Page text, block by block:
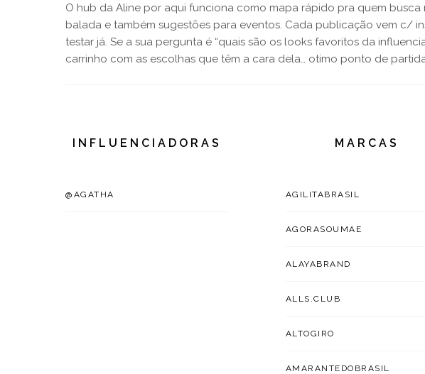
O hub da Aline por aqui funciona como mapa rápido pra quem
balada e também sugestões para eventos. Cada publicação vem c/
testar já. Se a sua pergunta é “quais são os looks favoritos da
carrinho com as escolhas que têm a cara dela… otimo ponto de
INFLUENCIADORAS
@AGATHA
MARCAS
AGILITABRASIL
AGORASOUMAE
ALAYABRAND
ALLS.CLUB
ALTOGIRO
AMARANTEDOBRASIL